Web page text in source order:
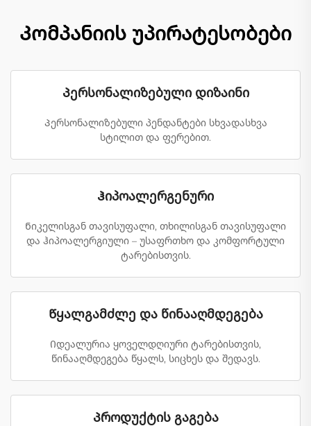
Კომპანიის უპირატესობები
Პერსონალიზებული დიზაინი
Პერსონალიზებული პენდანტები სხვადასხვა
სტილით და ფერებით.
Ჰიპოალერგენური
Ნიკელისგან თავისუფალი, თხილისგან თავისუფალი
და ჰიპოალერგიული – უსაფრთხო და კომფორტული
ტარებისთვის.
Წყალგამძლე და წინააღმდეგება
Იდეალურია ყოველდღიური ტარებისთვის,
წინააღმდეგება წყალს, სიცხეს და შედავს.
Პროდუქტის გაგება